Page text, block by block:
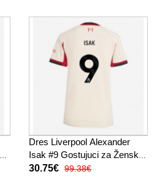
Dres Liverpool Alexander
Isak #9 Gostujuci za Žensko
2025-26 Kratak Rukav
30.75€ 99.38€